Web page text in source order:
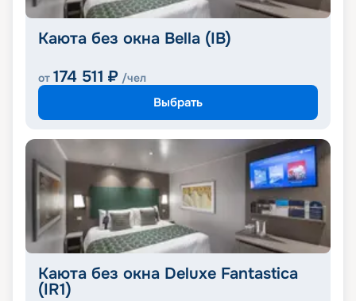
Каюта без окна Bella (IB)
от 174 511 ₽ /чел
Выбрать
Каюта без окна Deluxe Fantastica
(IR1)